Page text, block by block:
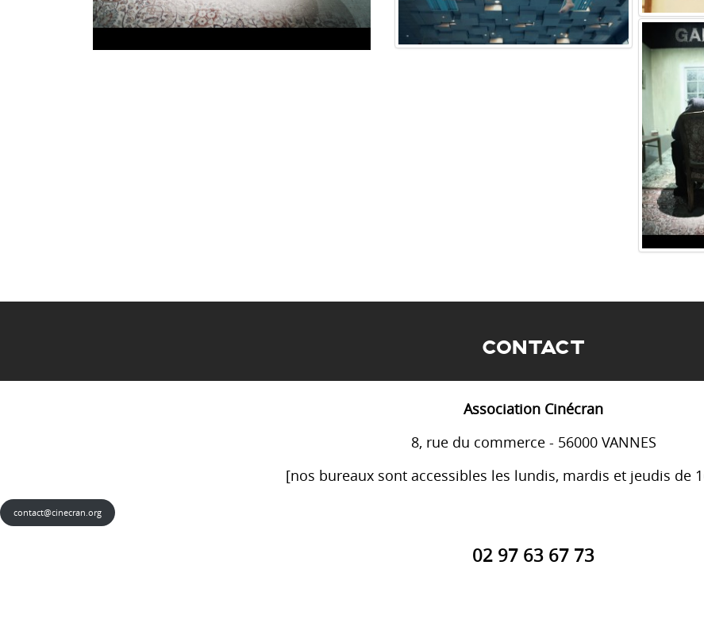
CONTACT
Association Cinécran
8, rue du commerce - 56000 VANNES
[nos bureaux sont accessibles les lundis, mardis et jeudis de
contact@cinecran.org
02 97 63 67 73